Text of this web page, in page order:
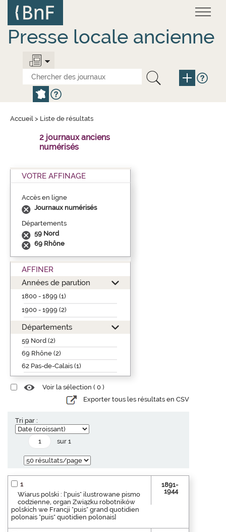
contenu
principal
Presse locale ancienne
Accueil > Liste de résultats
2 journaux anciens
numérisés
VOTRE AFFINAGE
Accès en ligne
Journaux numérisés
Départements
59 Nord
69 Rhône
AFFINER
Années de parution
1800 - 1899 (1)
1900 - 1999 (2)
Départements
59 Nord (2)
69 Rhône (2)
62 Pas-de-Calais (1)
Voir la sélection ( 0 )
Exporter tous les résultats en CSV
Tri par :
sur 1
1
Wiarus polski : ["puis" ilustrowane pismo
codzienne, organ Związku robotników
polskich we Francji "puis" grand quotidien
polonais "puis" quotidien polonais]
1891-
1944
Panneau de gestion des cookies